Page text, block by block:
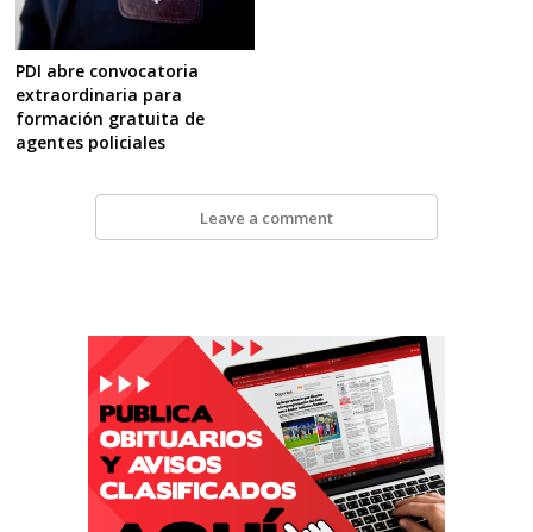
PDI abre convocatoria
extraordinaria para
formación gratuita de
agentes policiales
Leave a comment